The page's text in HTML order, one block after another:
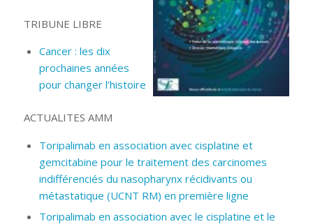
TRIBUNE LIBRE
Cancer : les dix
prochaines années
pour changer l’histoire
ACTUALITES AMM
Toripalimab en association avec cisplatine et
gemcitabine pour le traitement des carcinomes
indifférenciés du nasopharynx récidivants ou
métastatique (UCNT RM) en première ligne
Toripalimab en association avec le cisplatine et le